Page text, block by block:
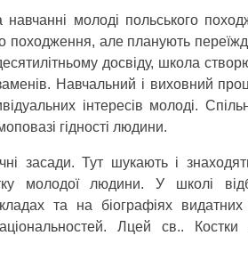
навчанні молоді польського
походження, але планують
досвіду, школа
Навчальний і виховний
інтересів молоді.
гідності людини.
засади. Тут шукають і
молодої людини. У школі
та на біографіях видатних
Лцей св.. Костки